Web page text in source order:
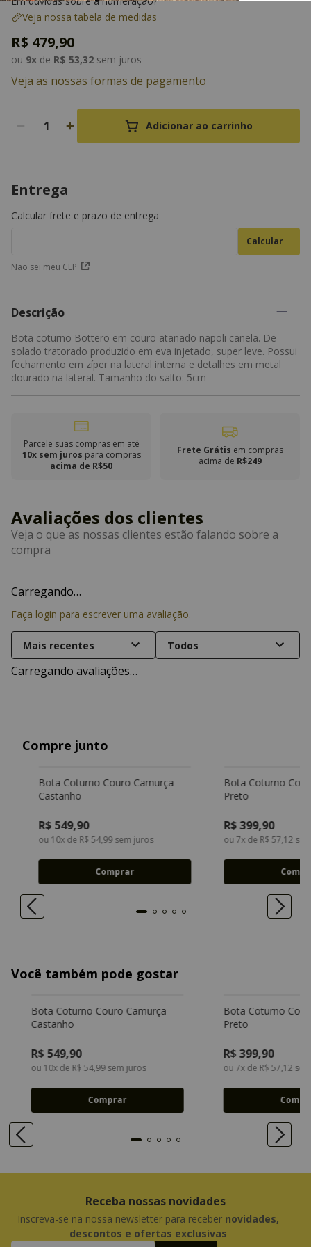
Veja nossa tabela de medidas
R$ 479,90
ou 9x de R$ 53,32 sem juros
Veja as nossas formas de pagamento
Adicionar ao carrinho
Entrega
Calcular frete e prazo de entrega
Não sei meu CEP
Descrição
Bota coturno Bottero em couro atanado napoli canela. De
solado tratorado produzido em eva injetado, super leve. Possui
fechamento em zíper na lateral interna e detalhes em metal
dourado na lateral. Tamanho do salto: 5cm
Parcele suas compras em até
10x sem juros para compras
acima de R$50
Frete Grátis em compras
acima de R$249
Carregando…
Faça login para escrever uma avaliação.
Mais recentes Todos
Carregando avaliações…
Compre junto
R$ 549,90
Você também pode gostar